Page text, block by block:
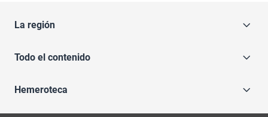
La región
Todo el contenido
Hemeroteca